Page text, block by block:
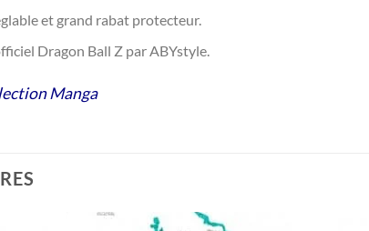
et grand rabat protecteur.
Dragon Ball Z par ABYstyle.
Manga